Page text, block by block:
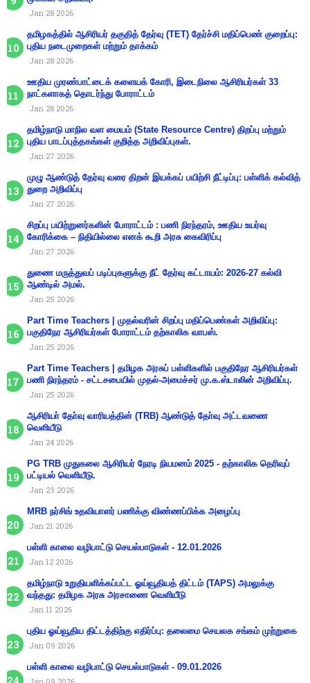
Jan 28 2026
தமிழகத்தில் ஆசிரியர் தகுதித் தேர்வு (TET) தேர்ச்சி மதிப்பெண் குறைப்பு:
புதிய நடைமுறைகள் மற்றும் தாக்கம்
Jan 28 2026
ஊதிய முரண்பாட்டைக் களையக் கோரி, இடைநிலை ஆசிரியர்கள் 33
நாட்களாகத் தொடர்ந்து போராட்டம்
Jan 28 2026
தமிழ்நாடு மாநில வள மையம் (State Resource Centre) திறப்பு மற்றும்
புதிய பாடப்புத்தகங்கள் குறித்த அறிவிப்புகள்.
Jan 27 2026
முழு ஆண்டுத் தேர்வு வரை திறன் இயக்கப் பயிற்சி நீட்டிப்பு: பள்ளிக் கல்வித்
துறை அறிவிப்பு
Jan 27 2026
சிறப்பு பயிற்றுனர்களின் போராட்டம் : பணி நிரந்தரம், ஊதிய உயர்வு
கோரிக்கை – நிதியில்லை எனக் கூறி அரசு கைவிரிப்பு
Jan 27 2026
துணை மருத்துவப் படிப்புகளுக்கு நீட் தேர்வு கட்டாயம்: 2026-27 கல்வி
ஆண்டில் அமல்.
Jan 25 2026
Part Time Teachers | முதல்வரின் சிறப்பு மதிப்பெண்கள் அறிவிப்பு:
பகுதிநேர ஆசிரியர்கள் போராட்டம் தற்காலிக வாபஸ்.
Jan 25 2026
Part Time Teachers | தமிழக அரசுப் பள்ளிகளில் பகுதிநேர ஆசிரியர்கள்
பணி நிரந்தரம் - சட்டசபையில் முதல்-அமைச்சர் மு.க.ஸ்டாலின் அறிவிப்பு.
Jan 25 2026
ஆசிரியா் தோ்வு வாரியத்தின் (TRB) ஆண்டுத் தோ்வு அட்டவணை
வெளியீடு
Jan 24 2026
PG TRB முதுகலை ஆசிரியர் நேரடி நியமனம் 2025 - தற்காலிக தெரிவுப்
பட்டியல் வெளியீடு.
Jan 23 2026
MRB நர்சிங் உதவியாளர் பணிக்கு விண்ணப்பிக்க அழைப்பு
Jan 21 2026
பள்ளி காலை வழிபாட்டு செயல்பாடுகள் - 12.01.2026
Jan 12 2026
தமிழ்நாடு உறுதியளிக்கப்பட்ட ஓய்வூதியத் திட்டம் (TAPS) அமலுக்கு
வந்தது: தமிழக அரசு அரசாணை வெளியீடு
Jan 11 2026
புதிய ஓய்வூதிய திட்டத்திற்கு எதிர்ப்பு: தலைமை செயலக சங்கம் முற்றுகை
Jan 09 2026
பள்ளி காலை வழிபாட்டு செயல்பாடுகள் - 09.01.2026